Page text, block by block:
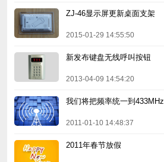
ZJ-46显示屏更新桌面支架
2015-01-29 14:55:50
新发布键盘无线呼叫按钮
2013-04-09 14:54:20
我们将把频率统一到433MHz
2011-01-10 14:48:37
2011年春节放假